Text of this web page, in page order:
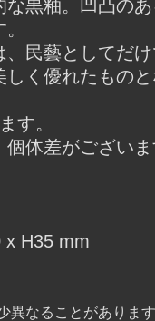
黒釉。凹凸の
民藝としてだ
しく優れたもの
す。
体差がござい
H35 mm
異なることがありま